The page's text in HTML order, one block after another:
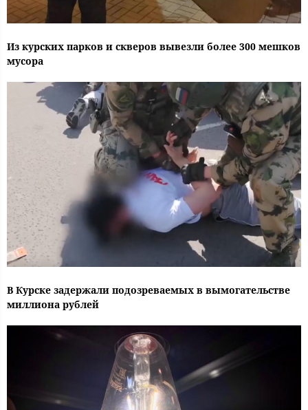
Из курских парков и скверов вывезли более 300 мешков
мусора
В Курске задержали подозреваемых в вымогательстве
миллиона рублей